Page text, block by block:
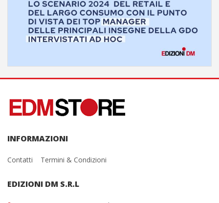
INFORMAZIONI
Contatti Termini & Condizioni
EDIZIONI DM S.R.L